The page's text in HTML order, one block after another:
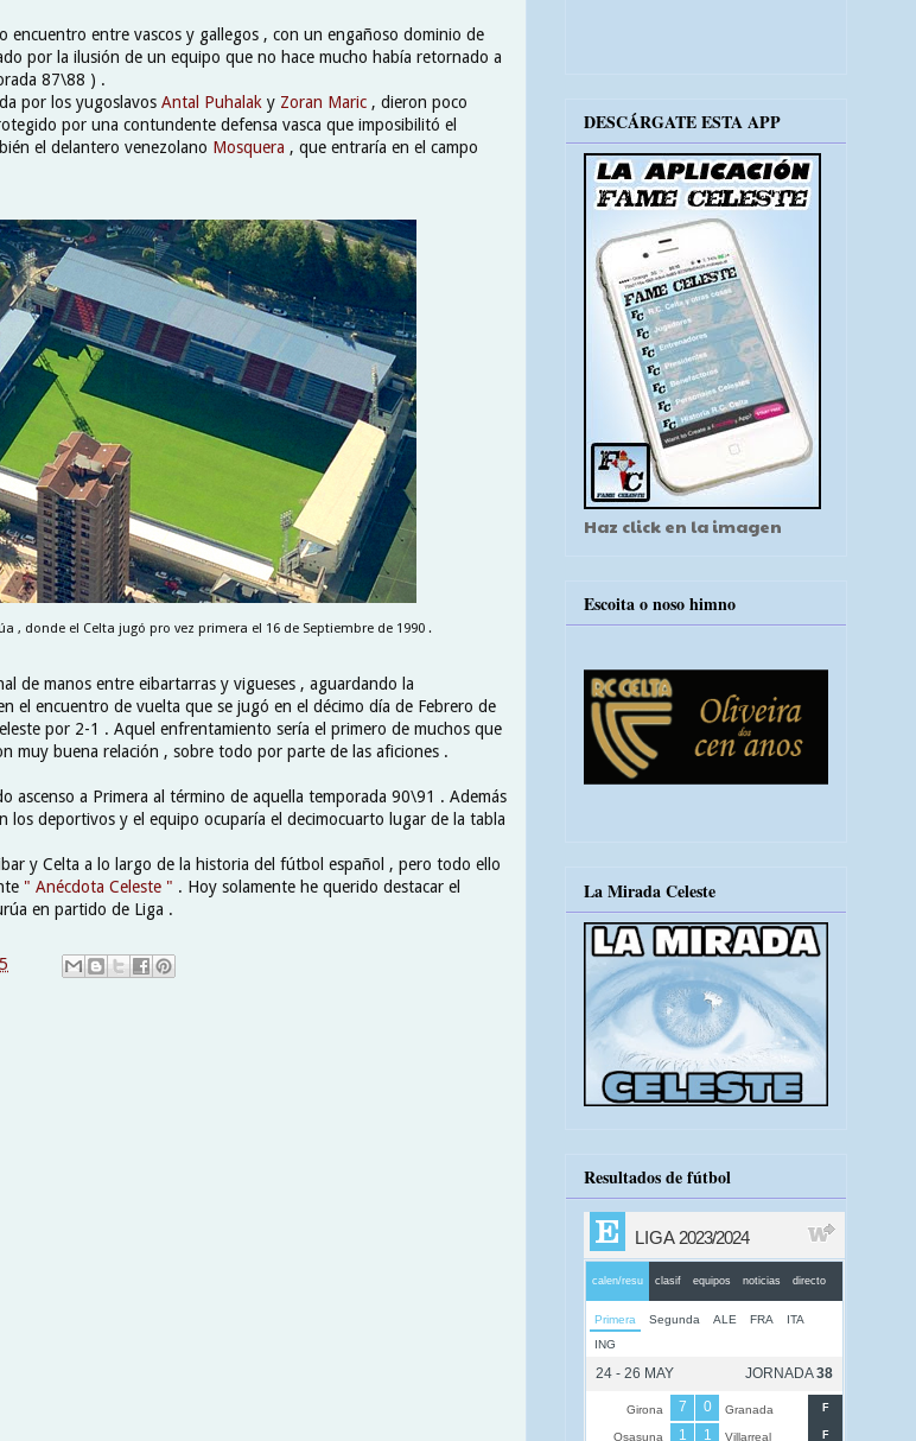
encuentro entre vascos y gallegos , con un engañoso dominio de
por la ilusión de un equipo que no hace mucho había retornado a
87\88 ) .
por los yugoslavos Antal Puhalak y Zoran Maric , dieron poco
por una contundente defensa vasca que imposibilitó el
el delantero venezolano Mosquera , que entraría en el campo
, donde el Celta jugó pro vez primera el 16 de Septiembre de 1990 .
de manos entre eibartarras y vigueses , aguardando la
el encuentro de vuelta que se jugó en el décimo día de Febrero de
por 2-1 . Aquel enfrentamiento sería el primero de muchos que
muy buena relación , sobre todo por parte de las aficiones .
ascenso a Primera al término de aquella temporada 90\91 . Además
los deportivos y el equipo ocuparía el decimocuarto lugar de la tabla
y Celta a lo largo de la historia del fútbol español , pero todo ello
" Anécdota Celeste " . Hoy solamente he querido destacar el
en partido de Liga .
DESCÁRGATE ESTA APP
Haz click en la imagen
Escoita o noso himno
La Mirada Celeste
Resultados de fútbol